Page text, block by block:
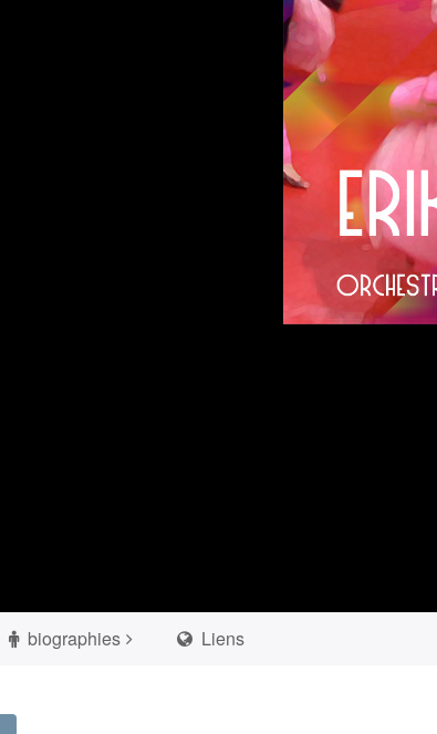
biographies Liens